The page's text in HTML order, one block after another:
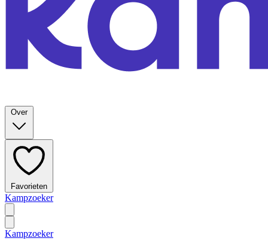
Over
Favorieten
Kampzoeker
Kampzoeker